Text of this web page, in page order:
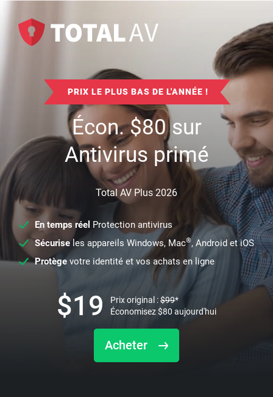
PRIX LE PLUS BAS DE L'ANNÉE !
Écon.$80sur
Antivirus primé
Total AV Plus 2026
En temps réel Protection antivirus
Sécuriseles appareils Windows, Mac®, Android et iOS
Protège votre identité et vos achats en ligne
Acheter
$19 Prix original :$99*
Économisez$80 aujourd'hui